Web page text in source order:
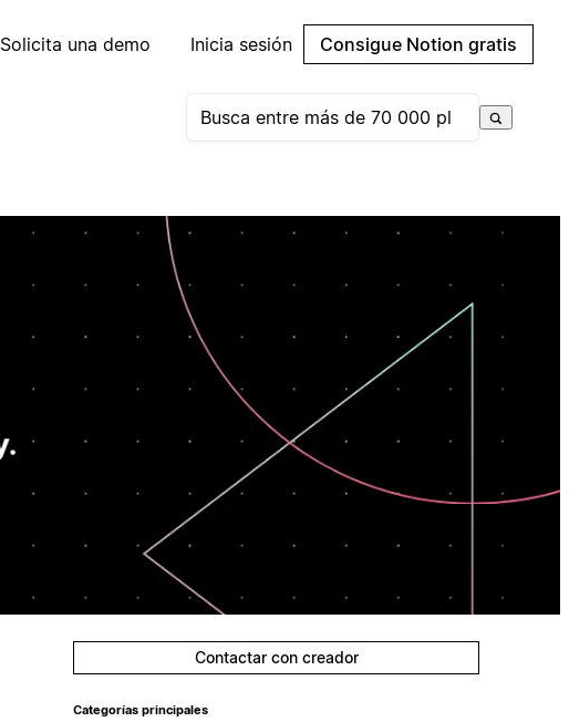
Solicita una demo Inicia sesión Consigue Notion gratis
Contactar con creador
Categorías principales